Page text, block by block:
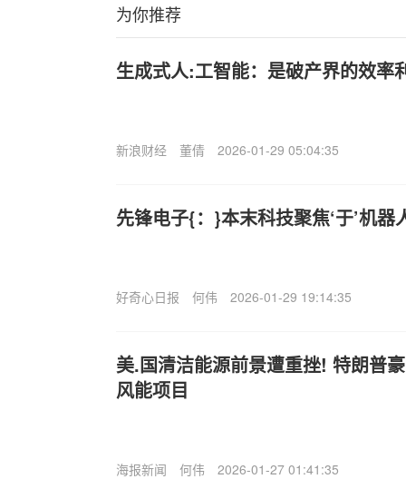
为你推荐
生成式人:工智能：是破产界的效率
新浪财经 董倩 2026-01-29 05:04:35
先锋电子{：}本末科技聚焦‘于’机
好奇心日报 何伟 2026-01-29 19:14:35
美.国清洁能源前景遭重挫! 特朗普
风能项目
海报新闻 何伟 2026-01-27 01:41:35